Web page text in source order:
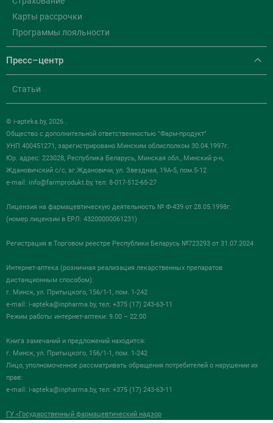
Карты рассрочки
Программы лояльности
Пресс–центр
Статьи
© i-apteka.by, 2026 .
Общество с дополнительной ответственностью "Фарм-продукт"
УНП 400451271, зарегистрировано Минским облисполком 30.04.1997г.
Юр. адрес: 223028, Республика Беларусь, Минская обл., Минский р-н,
Ждановичский с/с, аг.Ждановичи, ул. Звездная, 19А-5, пом.5-12
e-mail: info@farmprodukt.by, тел: 8-017-512-65-27
Лицензия на фармацевтическую деятельность № Ф-439 от 28.05.1998г.
(номер лицензии в ЕРЛ: 43200000061231)
Регистрация в Торговом реестре Республики Беларусь №723293 от 31.07.2024
Интернет-аптека (розничная реализация лекарственных препаратов
дистанционным способом):
г. Минск, ул. Притыцкого, 156/1-1, пом. 1-242
e-mail: i-apteka@inpharma.by, тел: +375 (17) 243-63-11
Режим работы интернет-аптеки: 9.00 – 22.00
Книга замечаний и предложений находится:
г. Минск, ул. Притыцкого, 156/1-1, пом. 1-242
Лицо, уполномоченное рассматривать обращения потребителей о нарушении их
прав:
e-mail: i-apteka@inpharma.by, тел: +375 (17) 243-63-11
ГУ «Государственный фармацевтический надзор